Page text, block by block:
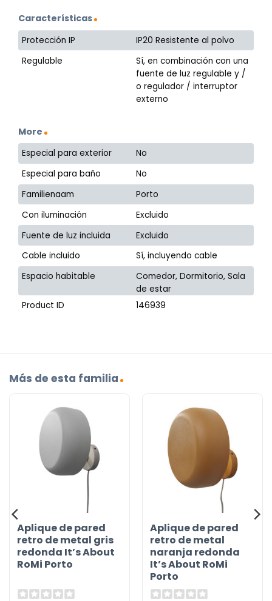
Características
Protección IP
IP20 Resistente al polvo
Regulable
Sí, en combinación con una
fuente de luz regulable y /
o regulador / interruptor
externo
More
Especial para exterior
No
Especial para baño
No
Familienaam
Porto
Con iluminación
Excluido
Fuente de luz incluida
Excluido
Cable incluido
Sí, incluyendo cable
Espacio habitable
Comedor, Dormitorio, Sala
de estar
Product ID
146939
Más de esta familia
Aplique de pared
retro de metal gris
redonda It’s About
RoMi Porto
Aplique de pared
retro de metal
naranja redonda
It’s About RoMi
Porto